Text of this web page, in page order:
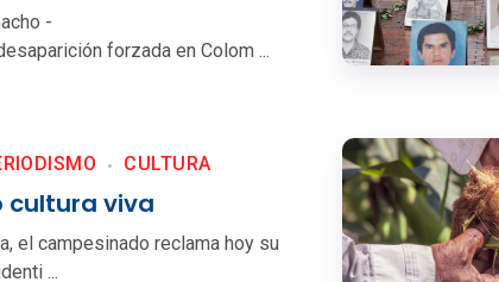
-
forzada en Colom ...
cultura viva
CULTURA
el campesinado reclama hoy su
...